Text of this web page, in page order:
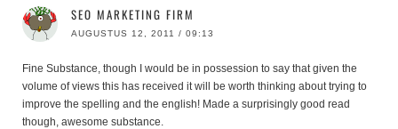
SEO MARKETING FIRM
AUGUSTUS 12, 2011 / 09:13
Fine Substance, though I would be in possession to say that given the
volume of views this has received it will be worth thinking about trying to
improve the spelling and the english! Made a surprisingly good read
though, awesome substance.